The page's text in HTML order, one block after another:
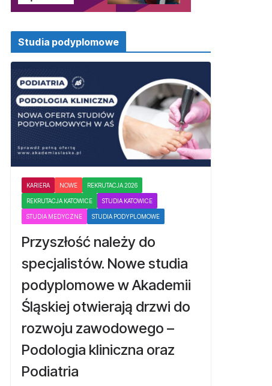
Studia podyplomowe
KARIERA NOWE REKRUTACJA 2026
REKRUTACJA KATOWICE STUDIA KATOWICE
STUDIA MEDYCZNE STUDIA PODYPLOMOWE
Przyszłość należy do
specjalistów. Nowe studia
podyplomowe w Akademii
Śląskiej otwierają drzwi do
rozwoju zawodowego –
Podologia kliniczna oraz
Podiatria